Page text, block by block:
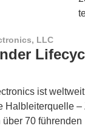
LLC
ist
Halbleiterquelle –
70 führenden